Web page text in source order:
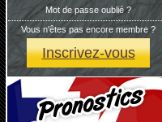
Mot de passe oublié ?
Vous n'êtes pas encore membre ?
Inscrivez-vous